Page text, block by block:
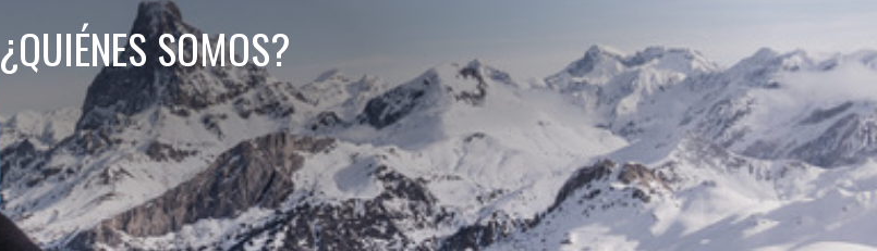
¿QUIÉNES SOMOS?